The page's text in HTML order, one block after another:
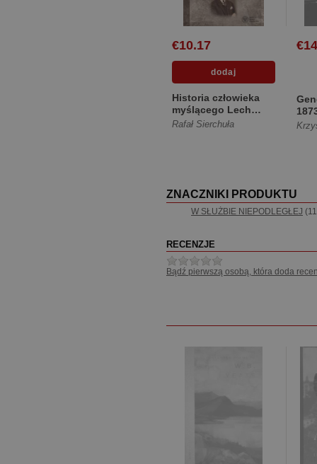
€10.17
Historia człowieka
myślącego Lech
Karol Neyman (1908-
Rafał Sierchuła
ZNACZNIKI PRODUKTU
W SŁUŻBIE NIEPODLEGŁEJ
RECENZJE
Bądź pierwszą osobą, która doda